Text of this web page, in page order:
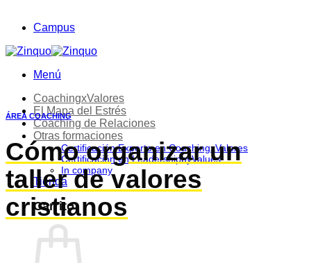
enviarte
gratuitos,
como
de
productos
y/o
servicios
(prospección
comercial).
Tu
legitimación
se
realiza
a
través
Campus
Menú
CoachingxValores
El Mapa del Estrés
Coaching de Relaciones
Otras formaciones
Certificación Experto en CoachingxValores
Certificación en LeadershipbyValues
In company
Tienda
Carrito
ÁREA COACHING
Cómo organizar un
taller de valores
cristianos